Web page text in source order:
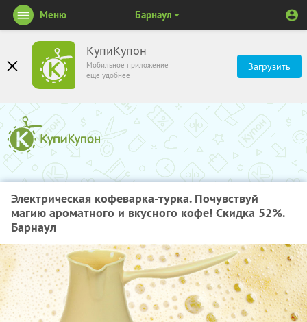
КупиКупон
Мобильное приложение
ещё удобнее
Загрузить
Меню Барнаул
Электрическая кофеварка-турка. Почувствуй
магию ароматного и вкусного кофе! Скидка 52%.
Барнаул